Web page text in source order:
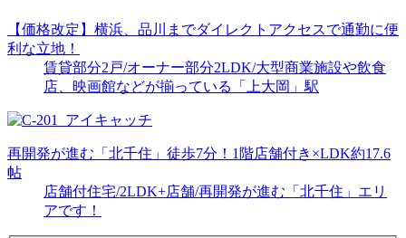
【価格改定】横浜、品川までダイレクトアクセスで通勤に便
利な立地！
賃貸部分2戸/オーナー部分2LDK/大型商業施設や飲食
店、映画館などが揃っている「上大岡」駅
再開発が進む「北千住」徒歩7分！1階店舗付き×LDK約17.6
帖
店舗付住宅/2LDK+店舗/再開発が進む「北千住」エリ
アです！